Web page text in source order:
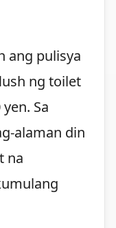
ang pulisya
ng toilet
Sa
alaman din
na